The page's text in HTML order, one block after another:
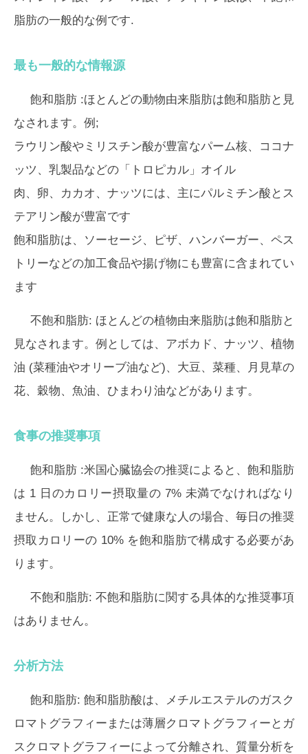
脂肪の一般的な例です.
最も一般的な情報源
飽和脂肪 :ほとんどの動物由来脂肪は飽和脂肪と見
なされます。例;
ラウリン酸やミリスチン酸が豊富なパーム核、ココナ
ッツ、乳製品などの「トロピカル」オイル
肉、卵、カカオ、ナッツには、主にパルミチン酸とス
テアリン酸が豊富です
飽和脂肪は、ソーセージ、ピザ、ハンバーガー、ペス
トリーなどの加工食品や揚げ物にも豊富に含まれてい
ます
不飽和脂肪: ほとんどの植物由来脂肪は飽和脂肪と
見なされます。例としては、アボカド、ナッツ、植物
油 (菜種油やオリーブ油など)、大豆、菜種、月見草の
花、穀物、魚油、ひまわり油などがあります。
食事の推奨事項
飽和脂肪 :米国心臓協会の推奨によると、飽和脂肪
は 1 日のカロリー摂取量の 7% 未満でなければなり
ません。しかし、正常で健康な人の場合、毎日の推奨
摂取カロリーの 10% を飽和脂肪で構成する必要があ
ります。
不飽和脂肪: 不飽和脂肪に関する具体的な推奨事項
はありません。
分析方法
飽和脂肪: 飽和脂肪酸は、メチルエステルのガスク
ロマトグラフィーまたは薄層クロマトグラフィーとガ
スクロマトグラフィーによって分離され、質量分析を